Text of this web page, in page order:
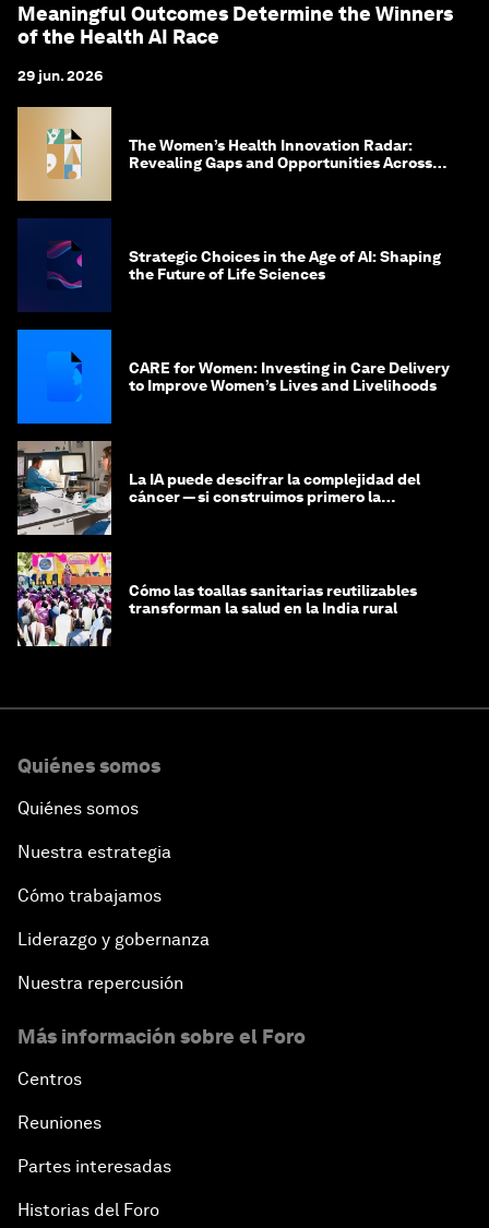
Meaningful Outcomes Determine the Winners
of the Health AI Race
29 jun. 2026
The Women’s Health Innovation Radar:
Revealing Gaps and Opportunities Across
Strategic Choices in the Age of AI: Shaping
the Future of Life Sciences
CARE for Women: Investing in Care Delivery
to Improve Women’s Lives and Livelihoods
La IA puede descifrar la complejidad del
cáncer — si construimos primero la
Cómo las toallas sanitarias reutilizables
transforman la salud en la India rural
Quiénes somos
Quiénes somos
Nuestra estrategia
Cómo trabajamos
Liderazgo y gobernanza
Nuestra repercusión
Más información sobre el Foro
Centros
Reuniones
Partes interesadas
Historias del Foro